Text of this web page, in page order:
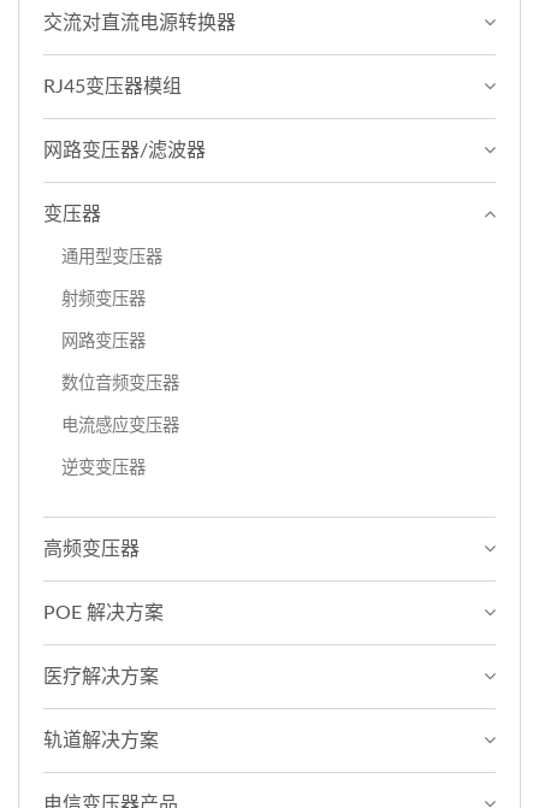
交流对直流电源转换器
RJ45变压器模组
网路变压器/滤波器
变压器
通用型变压器
射频变压器
网路变压器
数位音频变压器
电流感应变压器
逆变变压器
高频变压器
POE 解决方案
医疗解决方案
轨道解决方案